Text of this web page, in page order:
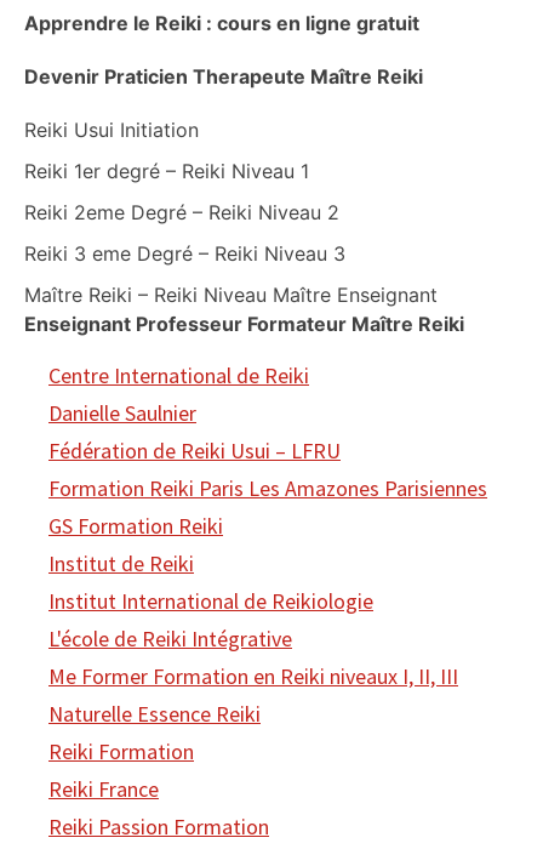
Apprendre le Reiki : cours en ligne gratuit
Devenir Praticien Therapeute Maître Reiki
Reiki Usui Initiation
Reiki 1er degré – Reiki Niveau 1
Reiki 2eme Degré – Reiki Niveau 2
Reiki 3 eme Degré – Reiki Niveau 3
Maître Reiki – Reiki Niveau Maître Enseignant
Enseignant Professeur Formateur Maître Reiki
Centre International de Reiki
Danielle Saulnier
Fédération de Reiki Usui – LFRU
Formation Reiki Paris Les Amazones Parisiennes
GS Formation Reiki
Institut de Reiki
Institut International de Reikiologie
L'école de Reiki Intégrative
Me Former Formation en Reiki niveaux I, II, III
Naturelle Essence Reiki
Reiki Formation
Reiki France
Reiki Passion Formation